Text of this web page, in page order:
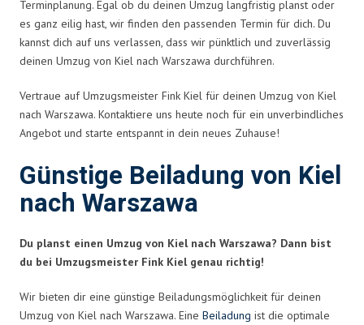
Terminplanung. Egal ob du deinen Umzug langfristig planst oder
es ganz eilig hast, wir finden den passenden Termin für dich. Du
kannst dich auf uns verlassen, dass wir pünktlich und zuverlässig
deinen Umzug von Kiel nach Warszawa durchführen.
Vertraue auf Umzugsmeister Fink Kiel für deinen Umzug von Kiel
nach Warszawa. Kontaktiere uns heute noch für ein unverbindliches
Angebot und starte entspannt in dein neues Zuhause!
Günstige Beiladung von Kiel
nach Warszawa
Du planst einen Umzug von Kiel nach Warszawa? Dann bist
du bei Umzugsmeister Fink Kiel genau richtig!
Wir bieten dir eine günstige Beiladungsmöglichkeit für deinen
Umzug von Kiel nach Warszawa. Eine Beiladung ist die optimale